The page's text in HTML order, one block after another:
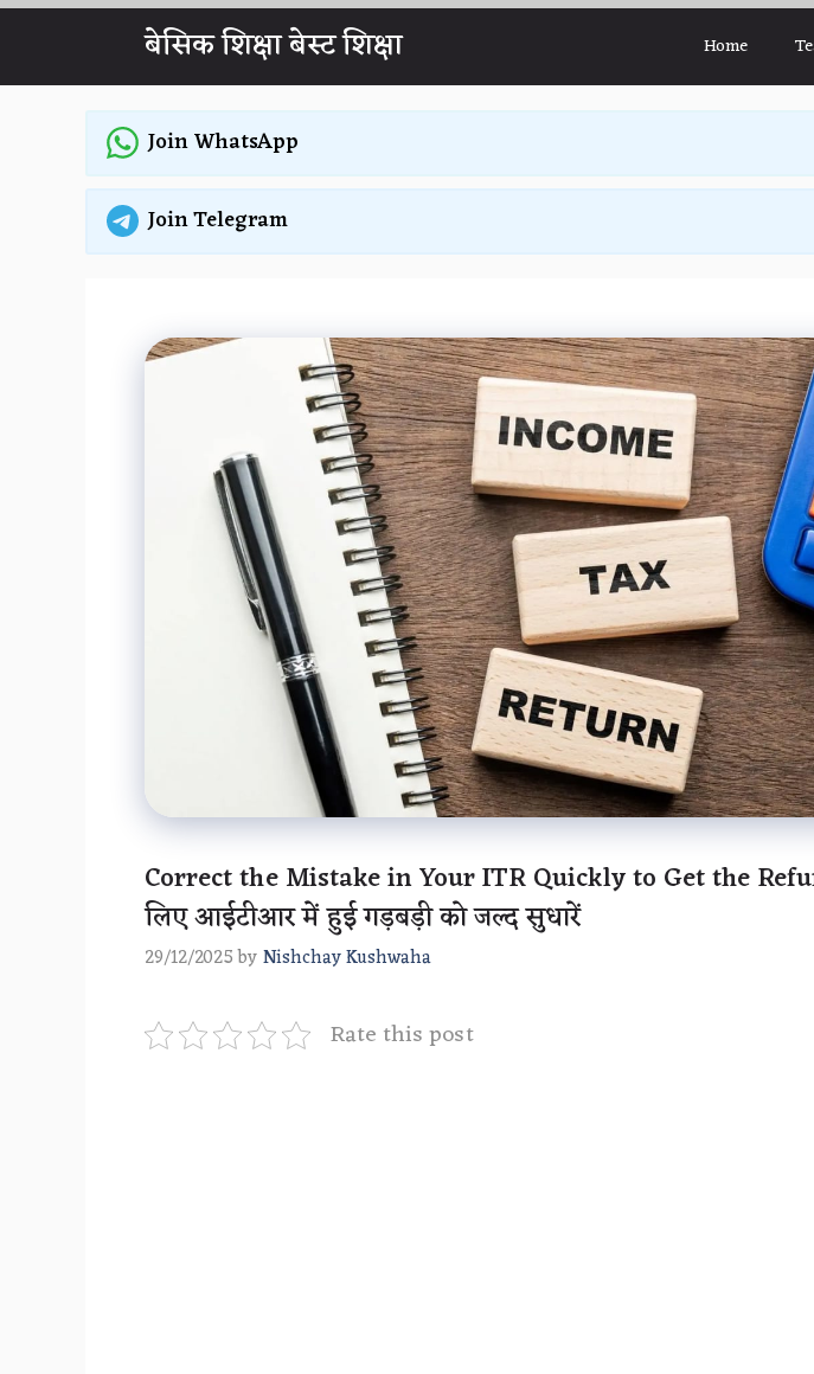
बेसिक शिक्षा बेस्ट शिक्षा Home
Join WhatsApp
Join Telegram
Correct the Mistake in Your ITR Quickly to Get the
लिए आईटीआर में हुई गड़बड़ी को जल्द सुधारें
29/12/2025 byNishchay Kushwaha
Rate this post